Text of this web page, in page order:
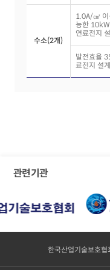
수소(2개)
1.0A/㎠ 이
능한
연료전지
발전효율
료전지 설
관련기관
한국산업기술보호협